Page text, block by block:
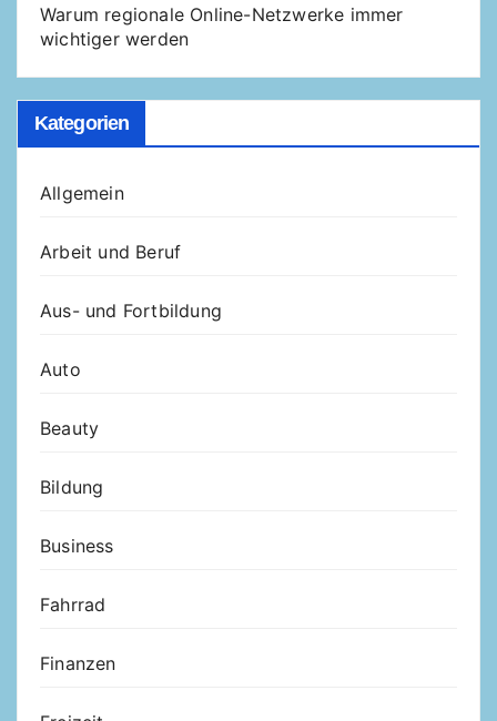
Warum regionale Online-Netzwerke immer
wichtiger werden
Kategorien
Allgemein
Arbeit und Beruf
Aus- und Fortbildung
Auto
Beauty
Bildung
Business
Fahrrad
Finanzen